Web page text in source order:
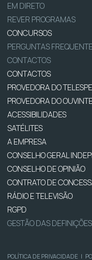
EM DIRETO
REVER PROGRAMAS
CONCURSOS
PERGUNTAS
CONTACTOS
CONTACTOS
PROVEDORA DO
PROVEDORA DO
ACESSIBILIDADES
SATÉLITES
A EMPRESA
CONSELHO GERAL
CONSELHO DE OPINIÃO
CONTRATO DE
RÁDIO E TELEVISÃO
RGPD
GESTÃO DAS
POLÍTICA DE PRIVACIDADE |